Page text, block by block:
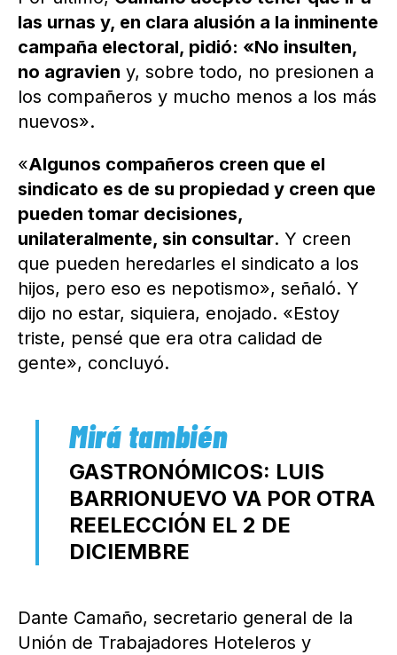
las urnas y, en clara alusión a la inminente
campaña electoral, pidió: «No insulten,
no agravien y, sobre todo, no presionen a
los compañeros y mucho menos a los más
nuevos».
«Algunos compañeros creen que el
sindicato es de su propiedad y creen que
pueden tomar decisiones,
unilateralmente, sin consultar. Y creen
que pueden heredarles el sindicato a los
hijos, pero eso es nepotismo», señaló. Y
dijo no estar, siquiera, enojado. «Estoy
triste, pensé que era otra calidad de
gente», concluyó.
GASTRONÓMICOS: LUIS
BARRIONUEVO VA POR OTRA
REELECCIÓN EL 2 DE
DICIEMBRE
Dante Camaño, secretario general de la
Unión de Trabajadores Hoteleros y